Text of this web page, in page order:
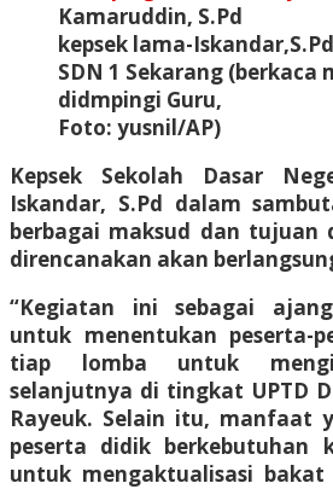
Kamaruddin, S.Pd
kepsek lama-
SDN 1 Sekarang (berkaca
didmpingi Guru,
Foto: yusnil/AP)
Kepsek Sekolah Dasar
Iskandar, S.Pd dalam
berbagai maksud dan tujuan
direncanakan akan
“Kegiatan ini sebagai
untuk menentukan peserta-
tiap lomba untuk
selanjutnya di tingkat UPTD
Rayeuk. Selain itu, manfaat
peserta didik berkebutuhan
untuk mengaktualisasi